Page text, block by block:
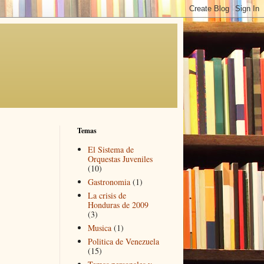
Temas
El Sistema de
Orquestas Juveniles
(10)
Gastronomia (1)
La crisis de
Honduras de 2009
(3)
Musica (1)
Politica de Venezuela
(15)